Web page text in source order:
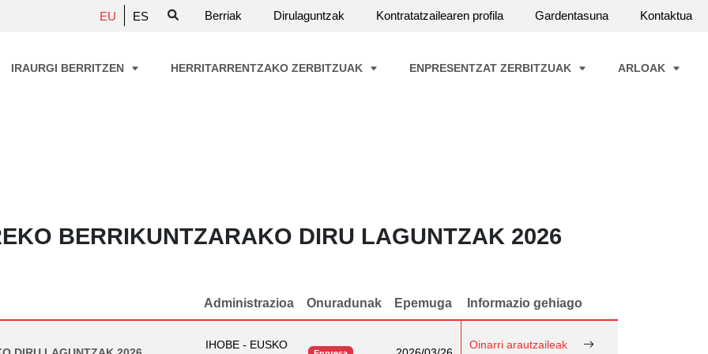
EU ES Berriak Dirulaguntzak Kontratatzailearen profila Gardentasuna Kontaktua
IRAURGI BERRITZEN HERRITARRENTZAKO ZERBITZUAK ENPRESENTZAT ZERBITZUAK ARLOAK
BERRIKUNTZARAKO DIRU LAGUNTZAK 2026
Administrazioa Onuradunak Epemuga Informazio gehiago
IHOBE - EUSKO
Oinarri arautzaileak